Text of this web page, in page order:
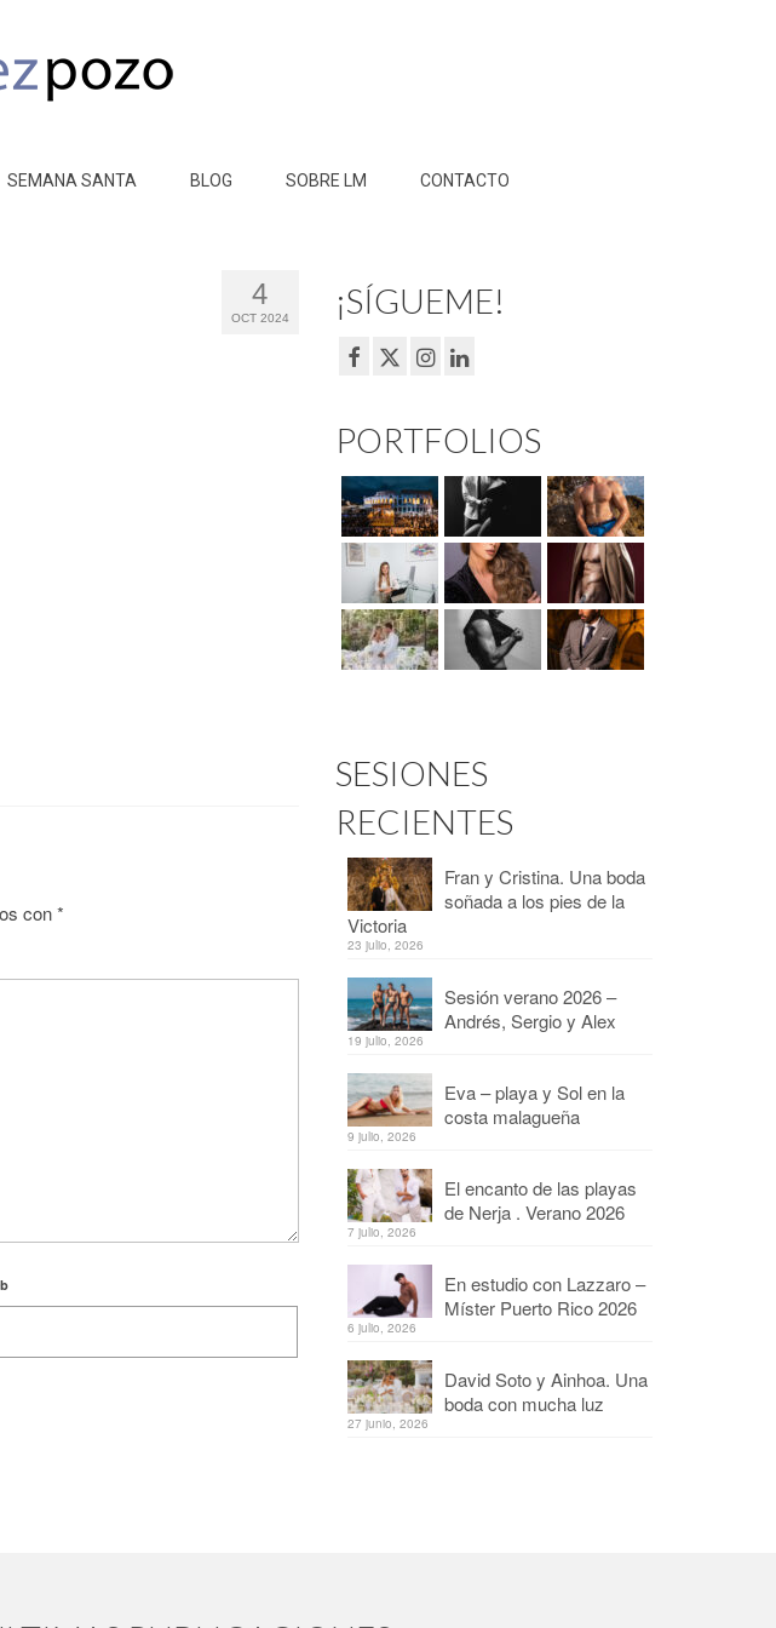
SEMANA SANTA BLOG SOBRE LM CONTACTO
4
OCT 2024
con*
¡SÍGUEME!
PORTFOLIOS
SESIONES
RECIENTES
Fran y Cristina. Una boda
soñada a los pies de la
Victoria
23 julio, 2026
Sesión verano 2026 –
Andrés, Sergio y Alex
19 julio, 2026
Eva – playa y Sol en la
costa malagueña
9 julio, 2026
El encanto de las playas
de Nerja . Verano 2026
7 julio, 2026
En estudio con Lazzaro –
Míster Puerto Rico 2026
6 julio, 2026
David Soto y Ainhoa. Una
boda con mucha luz
27 junio, 2026